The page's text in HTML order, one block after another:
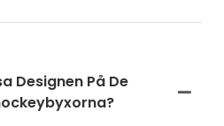
Designen På De